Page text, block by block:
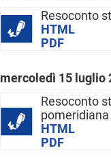
Resoconto
HTML
PDF
mercoledì 15 luglio
Resoconto
pomeridiana
HTML
PDF